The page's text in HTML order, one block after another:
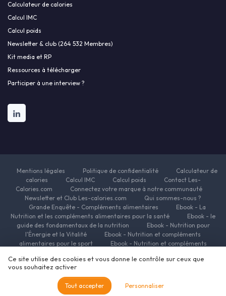
Calculateur de calories
Calcul IMC
Calcul poids
Newsletter & club (264 532 Membres)
Kit media et RP
Ressources à télécharger
Participer à une interview ?
Mentions légales Politique de confidentialité
Calculateur de
calories
Calcul IMC Calcul poids
Contact Les-
Calories.com
Connectez votre marque à notre communauté
Newsletter et Club Les-calories.com
Qui sommes-nous ?
Grande Enquête - Compléments alimentaires
Ebook - La
Nutrition et les compléments alimentaires pour la santé
Ebook - le
guide des fondamentaux de la nutrition
Ebook - Nutrition pour
l'Énergie et la Vitalité
Ebook - Nutrition et compléments
alimentaires pour le sport
Ebook - Nutrition et compléments
alimentaires pour la minceur
Ressources Nutrition et Compléments
© Les-calories.com 2026
Ce site utilise des cookies et vous donne le contrôle sur ceux que
vous souhaitez activer
Tout accepter Personnaliser